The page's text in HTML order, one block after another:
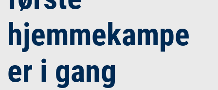
hjemmekampe
er i gang